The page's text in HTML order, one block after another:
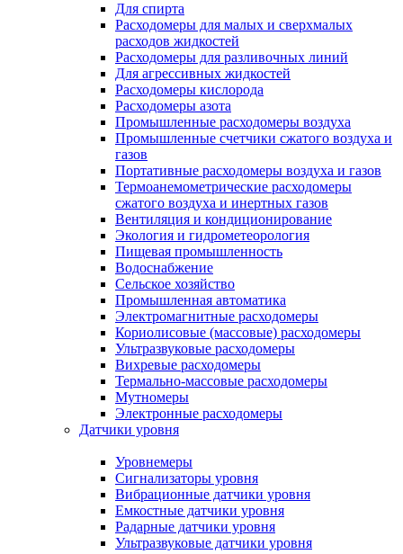
Для спирта
Расходомеры для малых и сверхмалых
расходов жидкостей
Расходомеры для разливочных линий
Для агрессивных жидкостей
Расходомеры кислорода
Расходомеры азота
Промышленные расходомеры воздуха
Промышленные счетчики сжатого воздуха и
газов
Портативные расходомеры воздуха и газов
Термоанемометрические расходомеры
сжатого воздуха и инертных газов
Вентиляция и кондиционирование
Экология и гидрометеорология
Пищевая промышленность
Водоснабжение
Сельское хозяйство
Промышленная автоматика
Электромагнитные расходомеры
Кориолисовые (массовые) расходомеры
Ультразвуковые расходомеры
Вихревые расходомеры
Термально-массовые расходомеры
Мутномеры
Электронные расходомеры
Датчики уровня
Уровнемеры
Сигнализаторы уровня
Вибрационные датчики уровня
Емкостные датчики уровня
Радарные датчики уровня
Ультразвуковые датчики уровня